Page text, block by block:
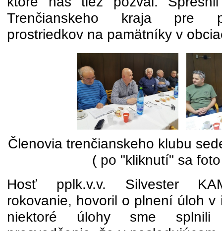
Trenčianskeho kraja pre
prostriedkov na pamätníky v
Členovia trenčianskeho klubu
( po "kliknutí" sa
Hosť pplk.v.v. Silvester
rokovanie, hovoril o plnení úloh
niektoré úlohy sme splnili